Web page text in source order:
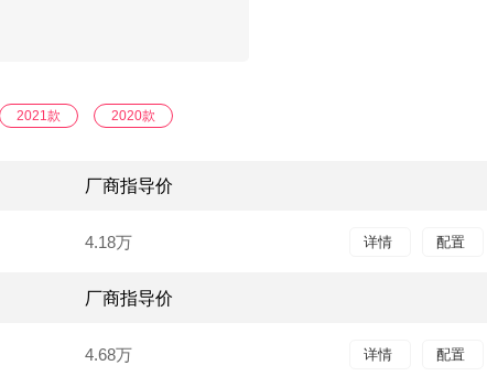
2021款 2020款
厂商指导价
4.18万 详情 配置
厂商指导价
4.68万 详情 配置